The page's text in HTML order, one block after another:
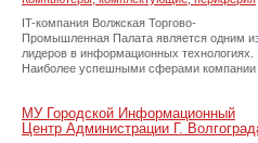
IT-компания Волжская Торгово-
Промышленная Палата является одним
лидеров в информационных технологиях.
Наиболее успешными сферами
МУ Городской Информационный
Центр Администрации Г.